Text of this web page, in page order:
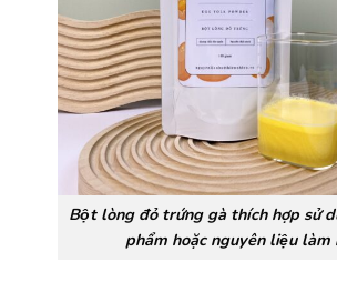
Bột lòng đỏ trứng gà thích hợp sử
phẩm hoặc nguyên liệu làm